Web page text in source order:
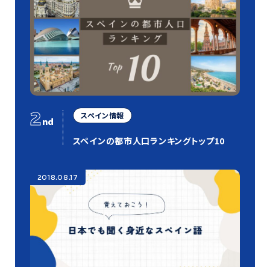
2nd
スペイン情報
スペインの都市人口ランキングトップ10
2018.08.17